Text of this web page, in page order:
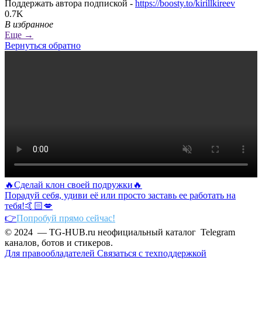
Поддержать автора подпиской - https://boosty.to/kirillkireev
0.7K
В избранное
Еще →
Вернуться обратно
🔥Сделай клон своей подружки🔥
Порадуй себя, удиви её или просто заставь ее работать на
тебя!🤙🏻💋
👉Попробуй прямо сейчас!
© 2024 — TG-HUB.ru неофициальный каталог Telegram
каналов, ботов и стикеров.
Для правообладателей Связаться с техподдержкой